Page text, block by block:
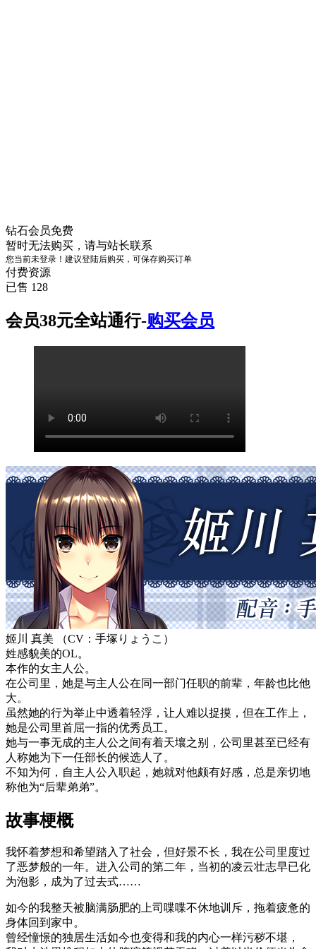
钻石会员免费
暂时无法购买，请与站长联系
您当前未登录！建议登陆后购买，可保存购买订单
付费资源
已售 128
会员38元全站通行-购买会员
姬川 真美 （CV：手塚りょうこ）
姓感貌美的OL。
本作的女主人公。
在公司里，她是与主人公在同一部门任职的前辈，年龄也比他
大。
虽然她的行为举止中透着轻浮，让人难以捉摸，但在工作上，
她是公司里首屈一指的优秀员工。
她与一事无成的主人公之间有着天壤之别，公司里甚至已经有
人称她为下一任部长的候选人了。
不知为何，自主人公入职起，她就对他颇有好感，总是亲切地
称他为“后辈弟弟”。
故事梗概
我怀着梦想和希望踏入了社会，但好景不长，我在公司里度过
了恶梦般的一年。进入公司的第二年，当初的凌云壮志早已化
为泡影，成为了过去式……
如今的我整天被脑满肠肥的上司喋喋不休地训斥，拖着疲惫的
身体回到家中。
曾经憧憬的独居生活如今也变得和我的内心一样污秽不堪，